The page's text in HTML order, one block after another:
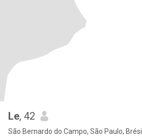
Le, 42
São Bernardo do Campo, São Paulo, Brésil